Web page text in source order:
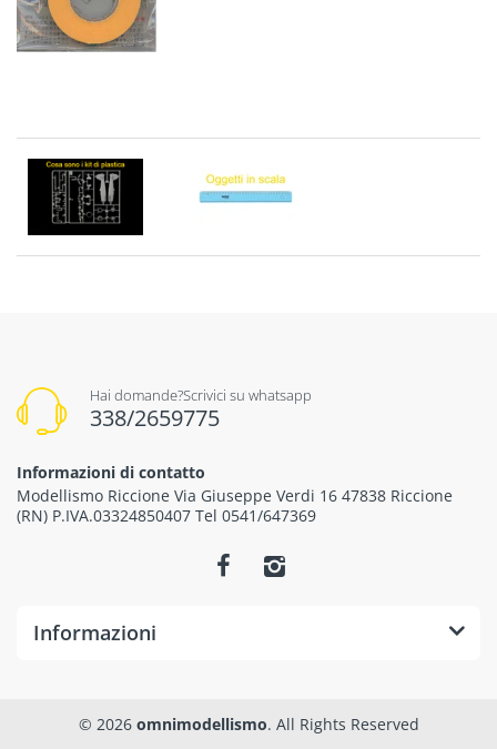
Hai domande?Scrivici su whatsapp
338/2659775
Informazioni di contatto
Modellismo Riccione Via Giuseppe Verdi 16 47838 Riccione
(RN) P.IVA.03324850407 Tel 0541/647369
Informazioni
© 2026 omnimodellismo. All Rights Reserved